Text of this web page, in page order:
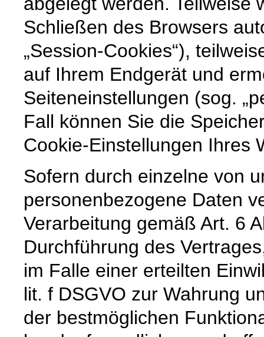
Schließen des Browsers
„Session-Cookies“),
auf Ihrem Endgerät und
Seiteneinstellungen (sog.
Fall können Sie die
Cookie-Einstellungen Ihres
Sofern durch einzelne von
personenbezogene Daten
Verarbeitung gemäß Art. 6
Durchführung des
im Falle einer erteilten
lit. f DSGVO zur Wahrung
der bestmöglichen